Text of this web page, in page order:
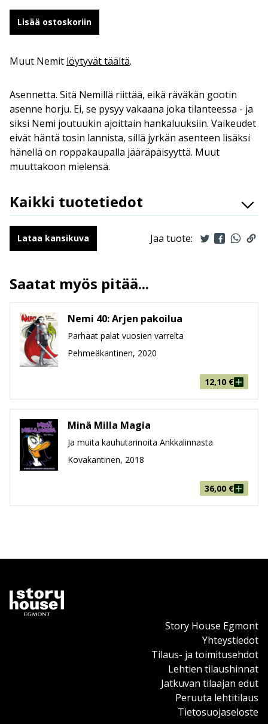
Lisää ostoskoriin
Muut Nemit löytyvät täältä.
Asennetta. Sitä Nemillä riittää, eikä räväkän gootin
asenne horju. Ei, se pysyy vakaana joka tilanteessa - ja
siksi Nemi joutuukin ajoittain hankaluuksiin. Vaikeudet
eivät häntä tosin lannista, sillä jyrkän asenteen lisäksi
hänellä on roppakaupalla jääräpäisyyttä. Muut
muuttakoon mielensä.
Kaikki tuotetiedot
ISBN
9789523341852
Kirjoittajat
Lise Myhre
Kääntäjät
ALV
13.5 %
Sivumäärä
48
Koko
leveys x korkeus x paksuus
210 mm * 296 mm * 3 mm
Paino
186g
Ikäryhmä
Lataa kansikuva Jaa tuote:
Saatat myös pitää...
Nemi 40: Arjen pakoilua
Parhaat palat vuosien varrelta
Pehmeäkantinen, 2020
12,10 €
Minä Milla Magia
Ja muita kauhutarinoita Ankkalinnasta
Kovakantinen, 2018
36,00 €
Story House Egmont
Yhteystiedot
Tilaus- ja toimitusehdot
Lehtien tilaushinnat
Jatkuvan tilaajan edut
Peruuta lehtitilaus
Tietosuojaseloste